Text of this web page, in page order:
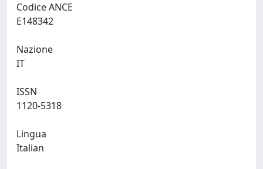
Codice ANCE
Nazione
ISSN
Lingua